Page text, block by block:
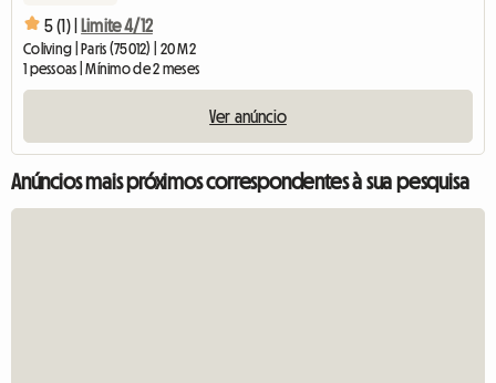
5 (1) | Limite 4/12
Coliving | Paris (75012) | 20 M2
1 pessoas | Mínimo de 2 meses
Ver anúncio
Anúncios mais próximos correspondentes à sua pesquisa